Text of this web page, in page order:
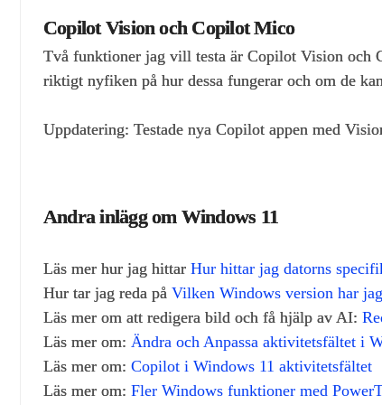
Copilot Vision och Copilot Mico
Två funktioner jag vill testa är Copilot Vision och
riktigt nyfiken på hur dessa fungerar och om de
Uppdatering: Testade nya Copilot appen med
Andra inlägg om Windows 11
Läs mer hur jag hittar Hur hittar jag datorns
Hur tar jag reda på Vilken Windows version har jag
Läs mer om att redigera bild och få hjälp av AI:
Läs mer om: Ändra och Anpassa aktivitetsfältet i
Läs mer om: Copilot i Windows 11 aktivitetsfältet
Läs mer om: Fler Windows funktioner med